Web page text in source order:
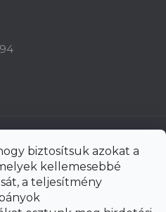
biztosítsuk azokat a
kellemesebbé
a teljesítmény